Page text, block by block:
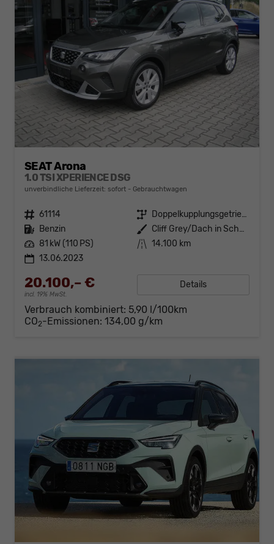
SEAT Arona
1.0 TSI XPERIENCE DSG
unverbindliche Lieferzeit: sofort Gebrauchtwagen
Fahrzeugnr. 61114 Getriebe
Doppelkupplungsgetriebe (DSG)
Kraftstoff Benzin Außenfarbe
Cliff Grey/Dach in Schwarz
Leistung 81 kW (110 PS) Kilometerstand 14.100 km
13.06.2023
20.100,– €
incl. 19% MwSt.
Details
Verbrauch kombiniert: 5,90 l/100km
CO2-Emissionen: 134,00 g/km